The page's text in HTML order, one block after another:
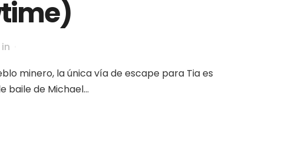
in
minero, la única vía de escape para Tia es
baile de Michael...